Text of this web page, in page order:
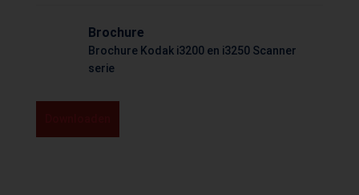
Brochure
Brochure Kodak i3200 en i3250 Scanner
serie